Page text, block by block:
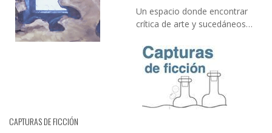
Un espacio donde encontrar
crítica de arte y sucedáneos…
CAPTURAS DE FICCIÓN